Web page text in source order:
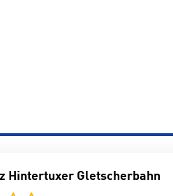
Hintertuxer Gletscherbahn